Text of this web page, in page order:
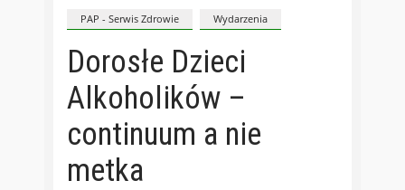
PAP - Serwis Zdrowie Wydarzenia
Dorosłe Dzieci
Alkoholików –
continuum a nie
metka